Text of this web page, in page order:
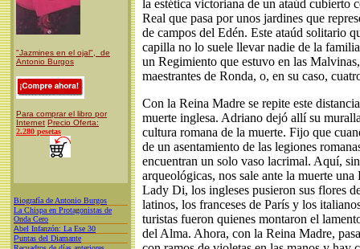
"Jazmines en el ojal", de
Antonio Burgos
Para comprar el libro por
Internet Precio Oferta:
2.280 pesetas
Biografía de Antonio Burgos
La Chispa en Protagonistas de
Onda Cero
Abel Infanzón: La Ese 30
Puntas del Diamante
la estética victoriana de un ataúd cubierto
Real que pasa por unos jardines que
de campos del Edén. Este ataúd solitario
capilla no lo suele llevar nadie de la
un Regimiento que estuvo en las
maestrantes de Ronda, o, en su caso,
Con la Reina Madre se repite este
muerte inglesa. Adriano dejó allí su
cultura romana de la muerte. Fijo que
de un asentamiento de las legiones
encuentran un solo vaso lacrimal. Aquí,
arqueológicas, nos sale ante la muerte
Lady Di, los ingleses pusieron sus flores
latinos, los franceses de París y los
turistas fueron quienes montaron el
del Alma. Ahora, con la Reina Madre,